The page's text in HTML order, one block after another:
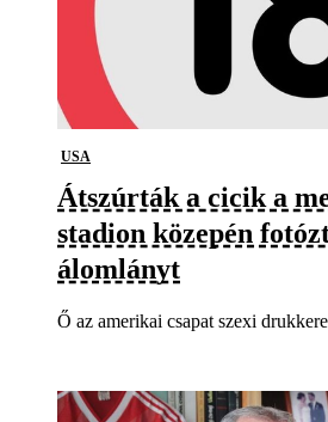
USA
Átszúrták a cicik a
stadion közepén
álomlányt
Ő az amerikai csapat szexi